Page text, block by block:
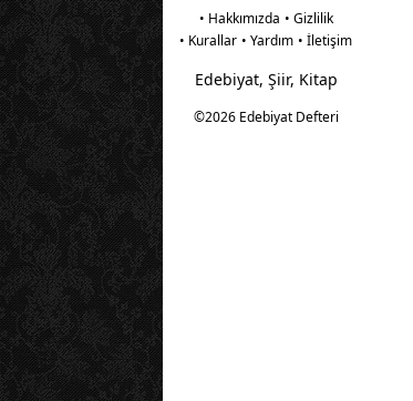
• Hakkımızda • Gizlilik
• Kurallar • Yardım • İletişim
Edebiyat, Şiir, Kitap
©2026 Edebiyat Defteri